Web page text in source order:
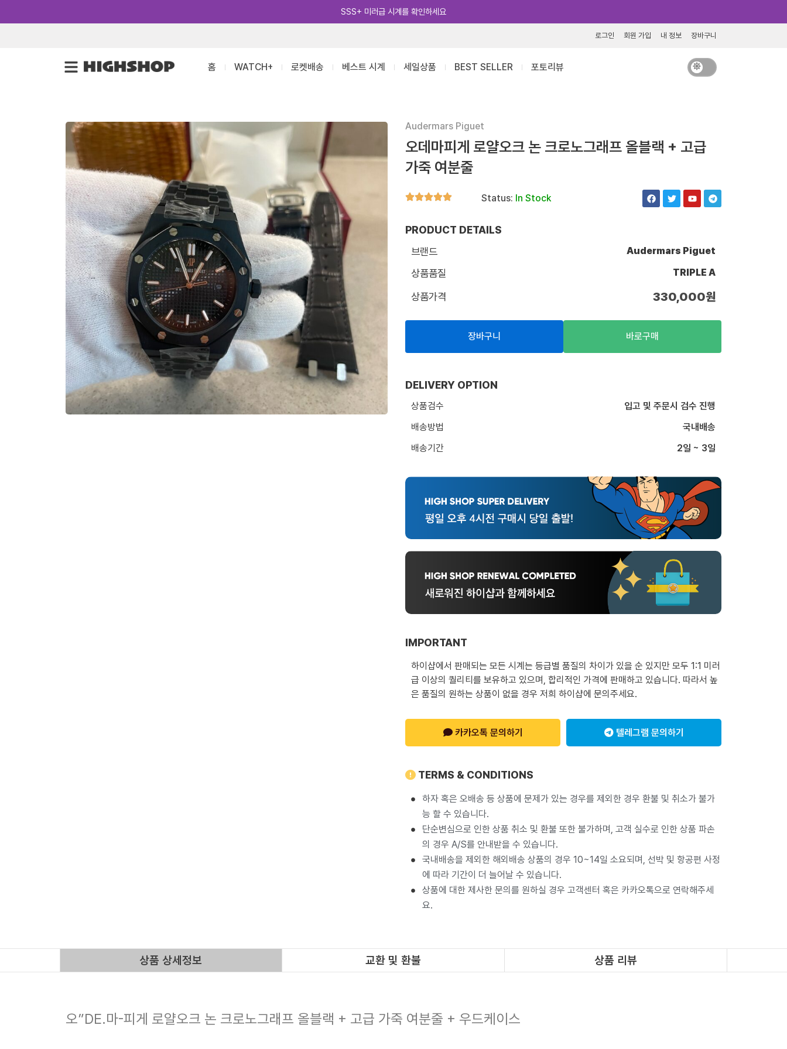
텐
카카오톡 추가 [바로가기]
로그인 회원 가입 내 정보 장바구니
홈 WATCH+ 로켓배송 베스트 시계 세일상품 BEST SELLER 포토리뷰
Audermars Piguet
오데마피게 로얄오크 논 크로노그래프 올블랙 + 고급
가죽 여분줄
Status: In Stock
F
a
c
k
T
w
i
Y
o
u
e
T
e
l
a
m
PRODUCT DETAILS
브랜드
Audermars Piguet
상품품질 TRIPLE A
상품가격 330,000원
장바구니 바로구매
DELIVERY OPTION
상품검수
입고 및 주문시 검수 진행
배송방법
국내배송
배송기간
2일 ~ 3일
IMPORTANT
하이샵에서 판매되는 모든 시계는 등급별 품질의 차이가 있을 순 있지만 모두 1:1 미러
급 이상의 퀄리티를 보유하고 있으며, 합리적인 가격에 판매하고 있습니다. 따라서 높
은 품질의 원하는 상품이 없을 경우 저희 하이샵에 문의주세요.
카카오톡 문의하기 텔레그램 문의하기
TERMS & CONDITIONS
하자 혹은 오배송 등 상품에 문제가 있는 경우를 제외한 경우 환불 및 취소가 불가
능 할 수 있습니다.
단순변심으로 인한 상품 취소 및 환불 또한 불가하며, 고객 실수로 인한 상품 파손
의 경우 A/S를 안내받을 수 있습니다.
국내배송을 제외한 해외배송 상품의 경우 10~14일 소요되며, 선박 및 항공편 사정
에 따라 기간이 더 늘어날 수 있습니다.
상품에 대한 제사한 문의를 원하실 경우 고객센터 혹은 카카오톡으로 연락해주세
요.
상품 상세정보 교환 및 환불 상품 리뷰
오”DE.마-피게 로얄오크 논 크로노그래프 올블랙 + 고급 가죽 여분줄 + 우드케이스